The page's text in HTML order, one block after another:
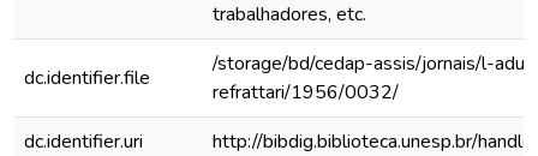
trabalhadores, etc.
dc.identifier.file
/storage/bd/cedap-assis/jornais/l-
refrattari/1956/0032/
dc.identifier.uri
http://bibdig.biblioteca.unesp.br/